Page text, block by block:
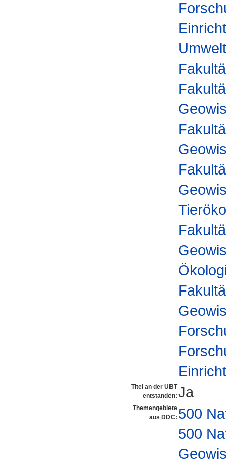
Titel an der UBT
entstanden: Ja
Themengebiete
aus DDC: 500
500